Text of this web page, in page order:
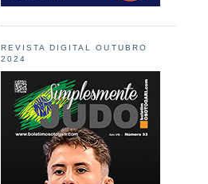
REVISTA DIGITAL OUTUBRO
2024